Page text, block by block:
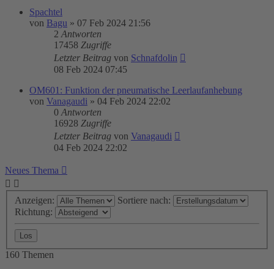
Spachtel
von Bagu » 07 Feb 2024 21:56
2 Antworten
17458 Zugriffe
Letzter Beitrag von Schnafdolin
08 Feb 2024 07:45
OM601: Funktion der pneumatische Leerlaufanhebung
von Vanagaudi » 04 Feb 2024 22:02
0 Antworten
16928 Zugriffe
Letzter Beitrag von Vanagaudi
04 Feb 2024 22:02
Neues Thema
Anzeigen:
Sortiere nach:
Richtung:
160 Themen